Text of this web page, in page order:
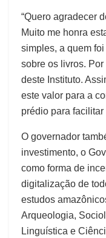
“Quero agradecer
Muito me honra
simples, a quem
sobre os livros.
deste Instituto.
este valor para a
prédio para facilitar
O governador
investimento, o
como forma de
digitalização de
estudos
Arqueologia,
Linguística e